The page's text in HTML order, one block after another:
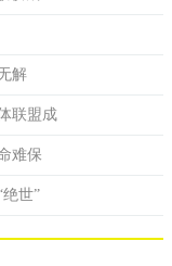
一下铁路线长度中
西北部，这条铁路
条铁路线时面临着
成部分。
解
联盟成
难保
世”